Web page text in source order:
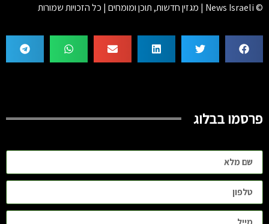
© News Israeli | מגזין חדשות, תוכן ומומחים | כל הזכויות שמורות
פרסמו בבלוג